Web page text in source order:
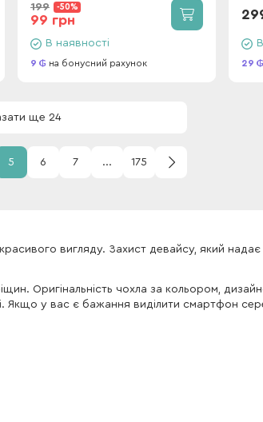
199 -50%
99 грн
В наявності
9 на бонусний рахунок 29
ще 24
5 6 7 ... 175
вигляду. Захист девайсу, який
Оригінальність чохла за кольором,
Якщо у вас є бажання виділити смартфон